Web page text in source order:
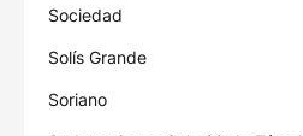
Sociedad
Solís Grande
Soriano